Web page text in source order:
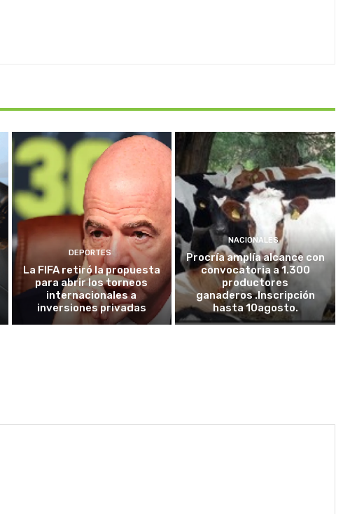
DEPORTES
La FIFA retiró la propuesta
para abrir los torneos
internacionales a
inversiones privadas
NACIONALES
Procría amplía alcance con
convocatoria a 1.300
productores
ganaderos .Inscripción
hasta 10agosto.